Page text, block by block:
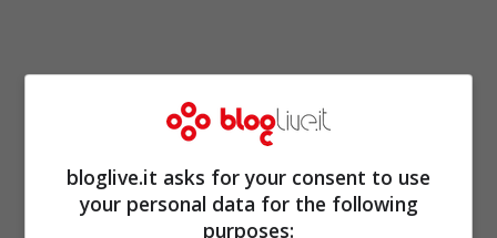
bloglive.it asks for your consent to use
your personal data for the following
purposes: